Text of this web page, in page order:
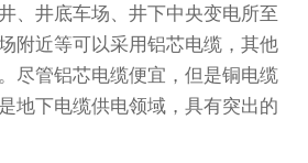
、井底车场、井下中央变电所至
附近等可以采用铝芯电缆，其他
尽管铝芯电缆便宜，但是铜电缆
地下电缆供电领域，具有突出的